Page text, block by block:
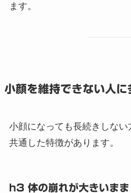
ます。
小顔を維持できない人に
小顔になっても長続きしな
共通した特徴があります。
h3 体の崩れが大きいまま